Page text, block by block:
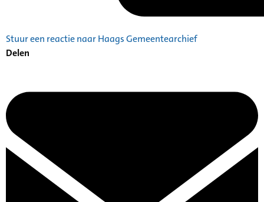
Stuur een reactie naar Haags Gemeentearchief
Delen